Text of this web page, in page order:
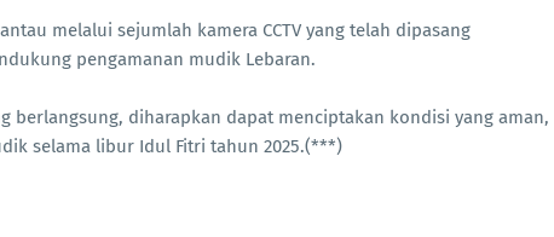
melalui sejumlah kamera CCTV yang telah dipasang
pengamanan mudik Lebaran.
berlangsung, diharapkan dapat menciptakan kondisi yang aman,
selama libur Idul Fitri tahun 2025.(***)